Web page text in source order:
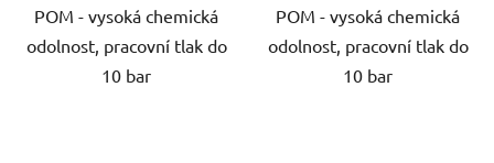
POM - vysoká chemická
odolnost, pracovní tlak do
10 bar
POM - vysoká chemická
odolnost, pracovní tlak do
10 bar